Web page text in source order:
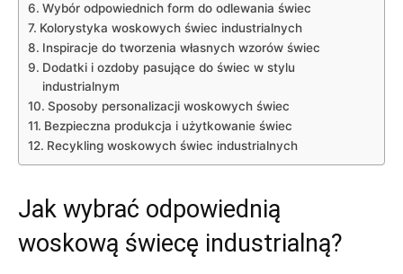
Wybór odpowiednich form ‌do odlewania świec
Kolorystyka woskowych świec industrialnych
Inspiracje do tworzenia ⁢własnych wzorów świec
Dodatki i ozdoby pasujące do świec w stylu
industrialnym
Sposoby personalizacji⁣ woskowych świec
Bezpieczna produkcja i użytkowanie​ świec
Recykling woskowych świec⁣ industrialnych
Jak wybrać odpowiednią
woskową świecę industrialną?